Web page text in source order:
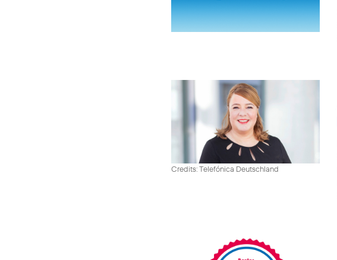
Credits: Telefónica Deutschland